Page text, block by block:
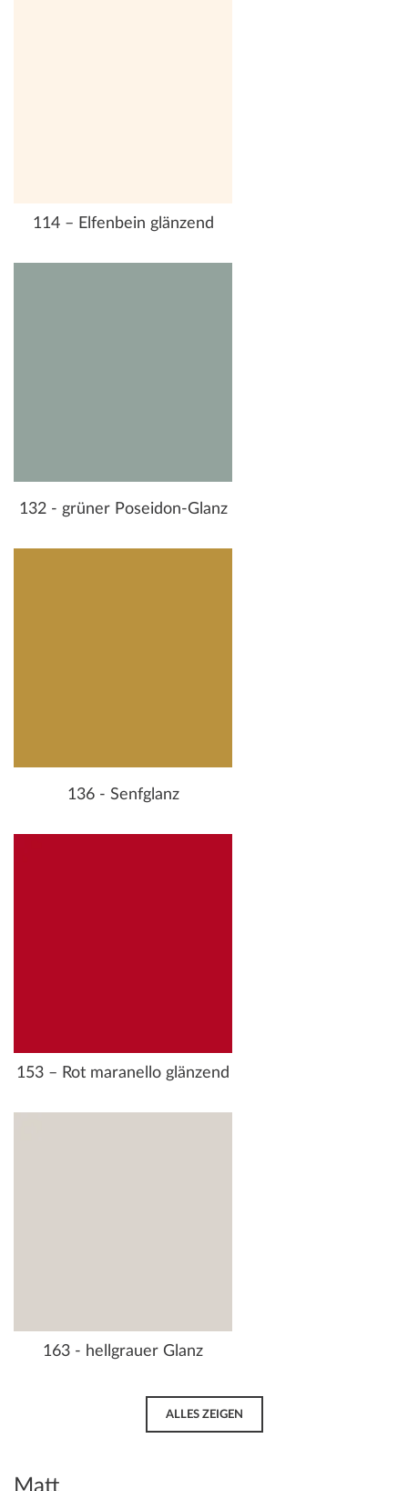
114 – Elfenbein glänzend
132 - grüner Poseidon-Glanz
136 - Senfglanz
153 – Rot maranello glänzend
163 - hellgrauer Glanz
ALLES ZEIGEN
Matt